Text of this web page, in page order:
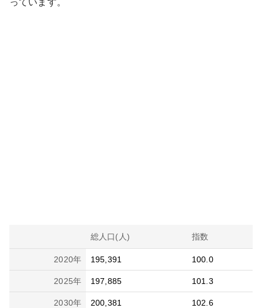
っています。
総人口(人) 指数
2020年 195,391 100.0
2025年 197,885 101.3
2030年 200,381 102.6